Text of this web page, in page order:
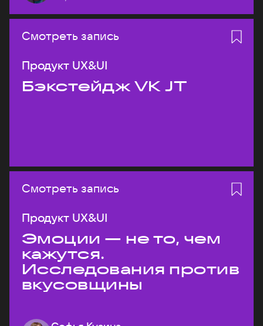
Смотреть запись
Продукт UX&UI
Бэкстейдж VK JT
Смотреть запись
Продукт UX&UI
Эмоции — не то, чем
кажутся.
Исследования против
вкусовщины